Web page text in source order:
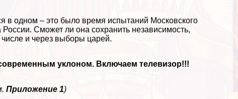
одном – это было время испытаний Московского
России. Сможет ли она сохранить независимость,
и через выборы царей.
уклоном. Включаем телевизор!!!
Приложение 1)